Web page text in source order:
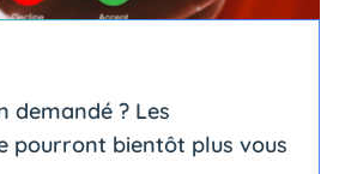
demandé ? Les
pourront bientôt plus vous